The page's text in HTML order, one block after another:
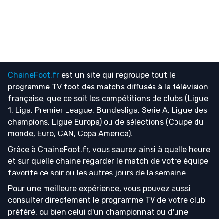
ChaineFoot.fr est un site qui regroupe tout le
programme TV foot des matchs diffusés à la télévision
française, que ce soit les compétitions de clubs (Ligue
1, Liga, Premier League, Bundesliga, Serie A, Ligue des
champions, Ligue Europa) ou de sélections (Coupe du
monde, Euro, CAN, Copa America).
Grâce à ChaineFoot.fr, vous saurez ainsi à quelle heure
et sur quelle chaine regarder le match de votre équipe
favorite ce soir ou les autres jours de la semaine.
Pour une meilleure expérience, vous pouvez aussi
consulter directement le programme TV de votre club
préféré, ou bien celui d'un championnat ou d'une